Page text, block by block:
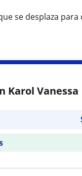
se desplaza para
Karol Vanessa